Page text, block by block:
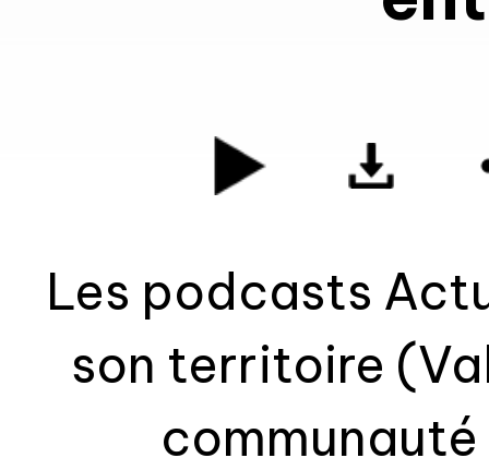
Les podcasts
son territoire
communauté et Pays de